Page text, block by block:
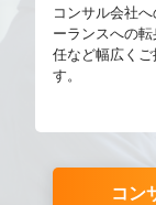
コン
コンサル会社
ーランスへの
任など幅広く
す。